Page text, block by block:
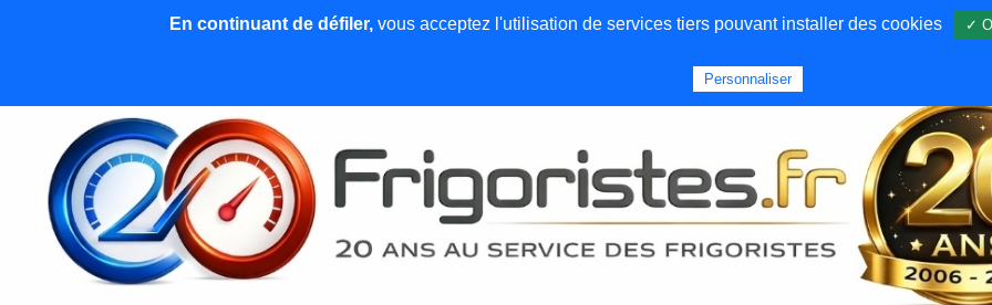
News et articles Emploi Qui sommes nous
En continuant de défiler,vous acceptez l'utilisation de services tiers pouvant installer des cookies ✓
Personnaliser